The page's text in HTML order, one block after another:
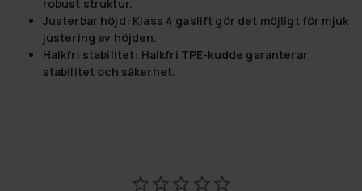
robust struktur.
Justerbar höjd: Klass 4 gaslift gör det möjligt för mjuk
justering av höjden.
Halkfri stabilitet: Halkfri TPE-kudde garanterar
stabilitet och säkerhet.